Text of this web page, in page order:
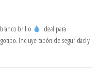
brillo
Ideal para
Incluye tapón de seguridad y